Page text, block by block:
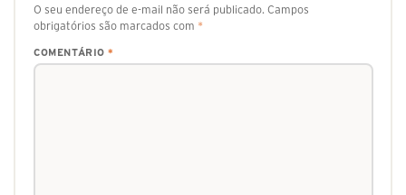
O seu endereço de e-mail não será publicado. Campos
obrigatórios são marcados com *
COMENTÁRIO *